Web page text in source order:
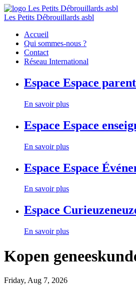
Les Petits Débrouillards asbl
Accueil
Qui sommes-nous ?
Contact
Réseau International
Espace Espace
En savoir plus
Espace Espace
En savoir plus
Espace Espace
En savoir plus
Espace
En savoir plus
Kopen
Friday, Aug 7, 2026